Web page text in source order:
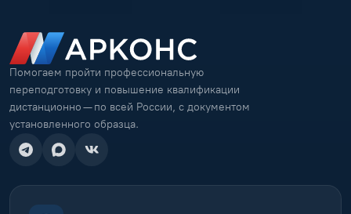
Помогаем пройти профессиональную
переподготовку и повышение квалификации
дистанционно — по всей России, с документом
установленного образца.